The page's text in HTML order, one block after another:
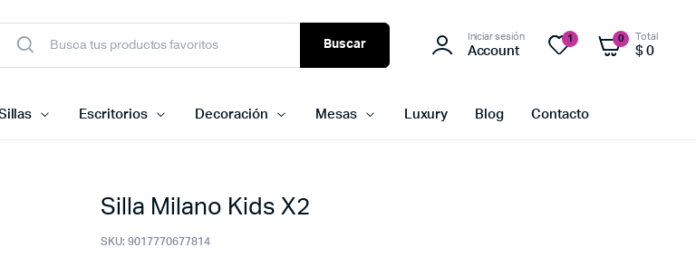
Buscar
Iniciar sesión
Account
1 0 Total
$ 0
Escritorios Decoración Mesas Luxury Blog Contacto
Silla Milano Kids X2
SKU: 9017770677814